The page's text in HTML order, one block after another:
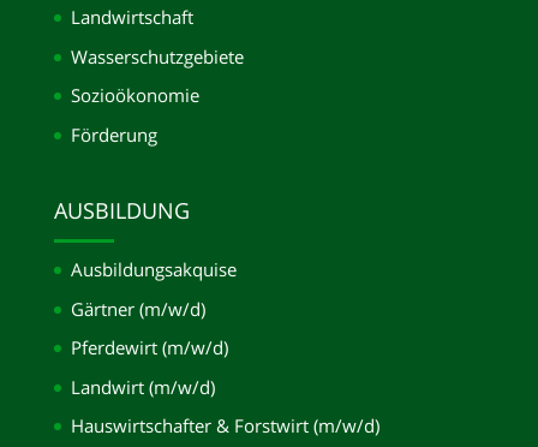
Landwirtschaft
Wasserschutzgebiete
Sozioökonomie
Förderung
AUSBILDUNG
Ausbildungsakquise
Gärtner (m/w/d)
Pferdewirt (m/w/d)
Landwirt (m/w/d)
Hauswirtschafter & Forstwirt (m/w/d)